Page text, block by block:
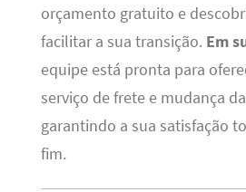
orçamento gratuito e
facilitar a sua transição. Em
equipe está pronta para
serviço de frete e mudança
garantindo a sua satisfação
fim.